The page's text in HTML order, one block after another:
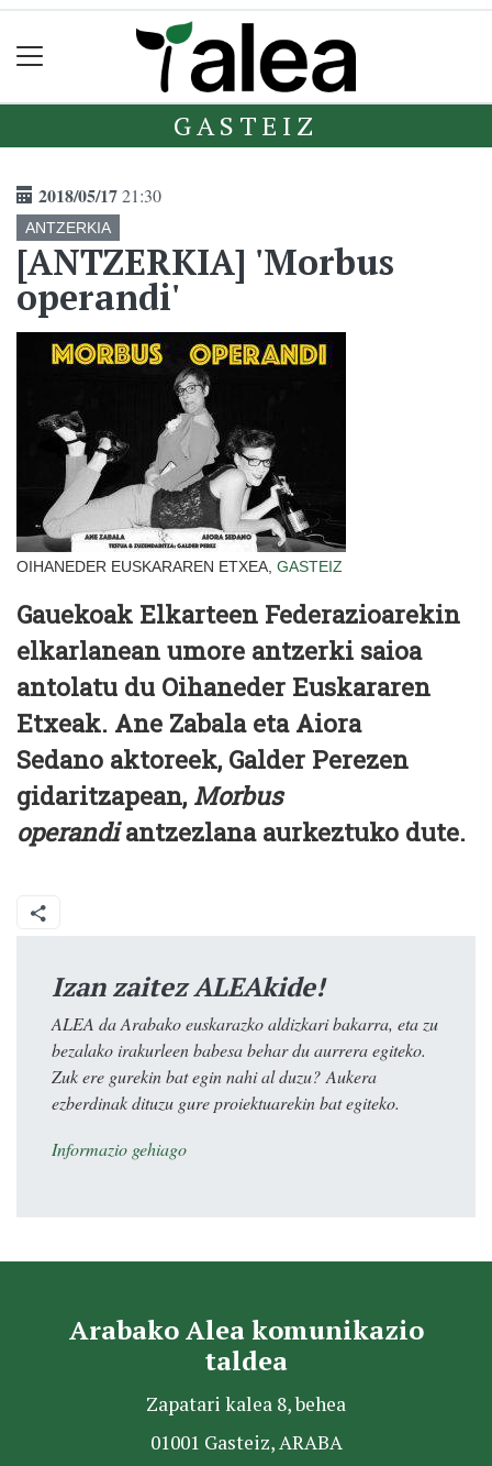
GASTEIZ
2018/05/1721:30
ANTZERKIA
[ANTZERKIA] 'Morbus
operandi'
OIHANEDER EUSKARAREN ETXEA, GASTEIZ
Gauekoak Elkarteen Federazioarekin
elkarlanean umore antzerki saioa
antolatu du Oihaneder Euskararen
Etxeak. Ane Zabala eta Aiora
Sedano aktoreek, Galder Perezen
gidaritzapean, Morbus
operandiantzezlana aurkeztuko dute.
Izan zaitez ALEAkide!
ALEA da Arabako euskarazko aldizkari bakarra, eta zu
bezalako irakurleen babesa behar du aurrera egiteko.
Zuk ere gurekin bat egin nahi al duzu? Aukera
ezberdinak dituzu gure proiektuarekin bat egiteko.
Informazio gehiago
Arabako Alea komunikazio
taldea
Zapatari kalea 8, behea
01001 Gasteiz, ARABA